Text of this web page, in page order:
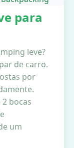
para
leve?
de carro.
por
bocas
um